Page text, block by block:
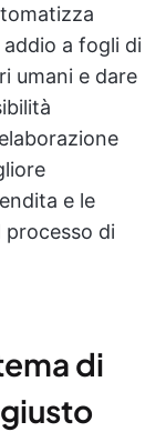
a fogli di
umani e dare
e le
di
di